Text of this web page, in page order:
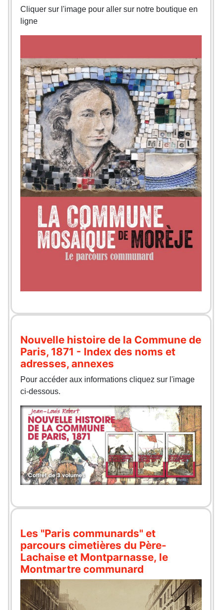
Cliquer sur l'image pour aller sur notre boutique en
ligne
Nouvelle histoire de la Commune de
Paris, 1871 - Index des noms et
adresses, annexes
Pour accéder aux informations cliquez sur l'image
ci-dessous.
Les "Paris communards" et
parcours cimetières du Père-
Lachaise et Montparnasse, le
Montmartre communard